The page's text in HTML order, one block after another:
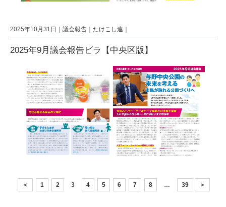
2025年10月31日｜ 議会報告 たけこし連
2025年9月議会報告ビラ【中央区版】
＜ 1 2 3 4 5 6 7 8 … 39 ＞